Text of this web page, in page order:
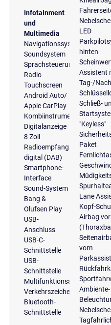
Infotainment
und
Multimedia
Navigationssystem
Soundsystem
Sprachsteuerung
Radio
Touchscreen
Android Auto/
Apple CarPlay
Kombiinstrument
Digitalanzeige
8 Zoll
Radioempfang
digital (DAB)
Smartphone-
Interface
Sound-System
Bang &
Olufsen Play
USB-
Anschluss
USB-C-
Schnittstelle
USB-
Schnittstelle
Multifunktionsanzeige
Verkehrszeichenerkennung
Bluetooth-
Schnittstelle
LED
hinten
Assistent
Tag-/
Schließ-
"Keyless"
Paket
Lane
Kopf-
Airbag
vorn
Ambiente-